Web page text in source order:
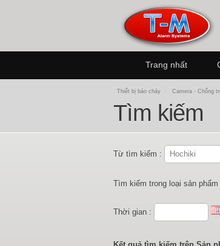
Trang nhất
Thiết bị báo cháy Camera - Chống
Tìm kiếm
Từ tìm kiếm :
Tìm kiếm trong loại sản phẩm
Thời gian :